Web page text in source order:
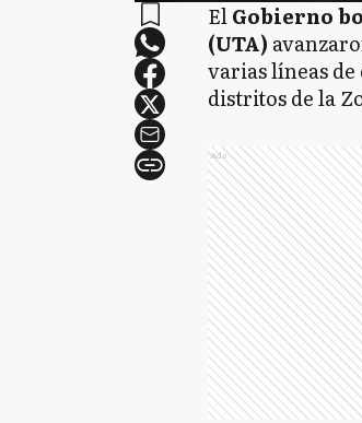
ElGobierno
(UTA)
varias líneas
distritos de la
Ads